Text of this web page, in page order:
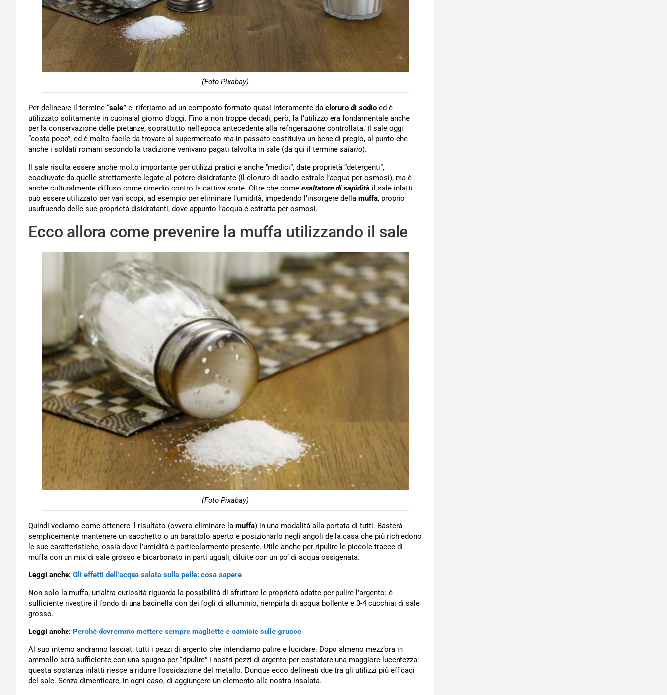
(Foto Pixabay)
Per delineare il termine “sale” ci riferiamo ad un composto formato quasi interamente da cloruro di sodio ed è
utilizzato solitamente in cucina al giorno d’oggi. Fino a non troppe decadi, però, fa l’utilizzo era fondamentale anche
per la conservazione delle pietanze, soprattutto nell’epoca antecedente alla refrigerazione controllata. Il sale oggi
“costa poco”, ed è molto facile da trovare al supermercato ma in passato costituiva un bene di pregio, al punto che
anche i soldati romani secondo la tradizione venivano pagati talvolta in sale (da qui il termine salario).
Il sale risulta essere anche molto importante per utilizzi pratici e anche “medici”, date proprietà “detergenti”,
coadiuvate da quelle strettamente legate al potere disidratante (il cloruro di sodio estrale l’acqua per osmosi), ma è
anche culturalmente diffuso come rimedio contro la cattiva sorte. Oltre che come esaltatore di sapidità il sale infatti
può essere utilizzato per vari scopi, ad esempio per eliminare l’umidità, impedendo l’insorgere della muffa, proprio
usufruendo delle sue proprietà disidratanti, dove appunto l’acqua è estratta per osmosi.
Ecco allora come prevenire la muffa utilizzando il sale
(Foto Pixabay)
Quindi vediamo come ottenere il risultato (ovvero eliminare la muffa) in una modalità alla portata di tutti. Basterà
semplicemente mantenere un sacchetto o un barattolo aperto e posizionarlo negli angoli della casa che più richiedono
le sue caratteristiche, ossia dove l’umidità è particolarmente presente. Utile anche per ripulire le piccole tracce di
muffa con un mix di sale grosso e bicarbonato in parti uguali, diluite con un po’ di acqua ossigenata.
Leggi anche: Gli effetti dell’acqua salata sulla pelle: cosa sapere
Non solo la muffa; un’altra curiosità riguarda la possibilità di sfruttare le proprietà adatte per pulire l’argento: è
sufficiente rivestire il fondo di una bacinella con dei fogli di alluminio, riempirla di acqua bollente e 3-4 cucchiai di sale
grosso.
Leggi anche: Perché dovremmo mettere sempre magliette e camicie sulle grucce
Al suo interno andranno lasciati tutti i pezzi di argento che intendiamo pulire e lucidare. Dopo almeno mezz’ora in
ammollo sarà sufficiente con una spugna per “ripulire” i nostri pezzi di argento per costatare una maggiore lucentezza:
questa sostanza infatti riesce a ridurre l’ossidazione del metallo. Dunque ecco delineati due tra gli utilizzi più efficaci
del sale. Senza dimenticare, in ogni caso, di aggiungere un elemento alla nostra insalata.